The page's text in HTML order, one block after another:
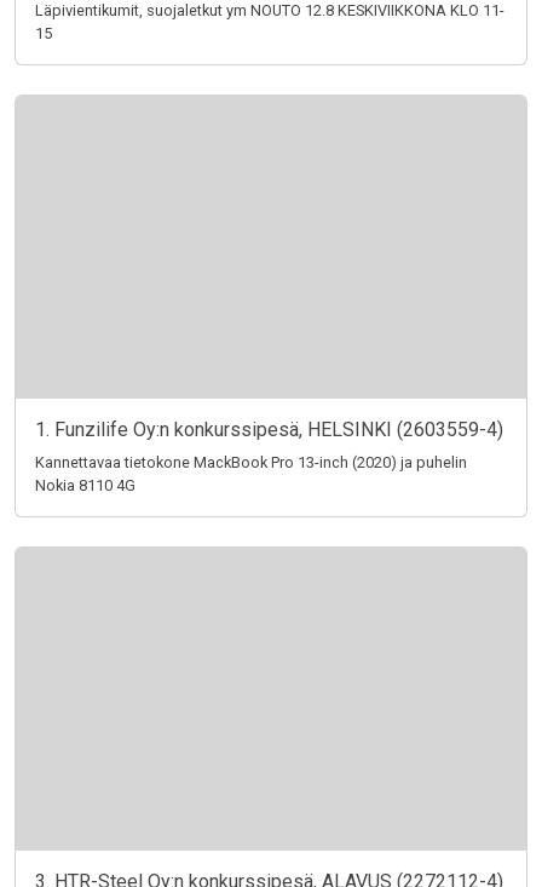
Läpivientikumit, suojaletkut ym NOUTO 12.8 KESKIVIIKKONA KLO 11-
15
1. Funzilife Oy:n konkurssipesä, HELSINKI (2603559-4)
Kannettavaa tietokone MackBook Pro 13-inch (2020) ja puhelin
Nokia 8110 4G
3. HTR-Steel Oy:n konkurssipesä, ALAVUS (2272112-4)